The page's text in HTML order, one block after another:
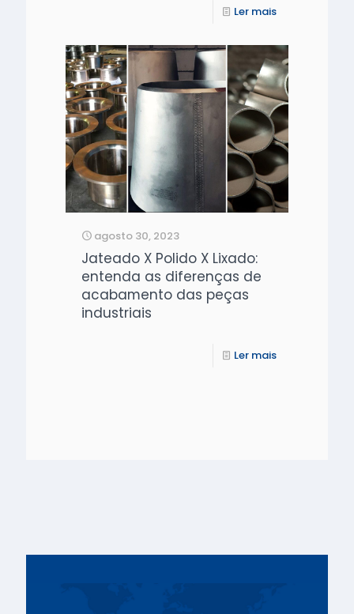
Ler mais
agosto 30, 2023
Jateado X Polido X Lixado:
entenda as diferenças de
acabamento das peças
industriais
Ler mais